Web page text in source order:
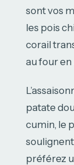
sont vos
les pois
corail
au four
patate
cumin, le
préférez